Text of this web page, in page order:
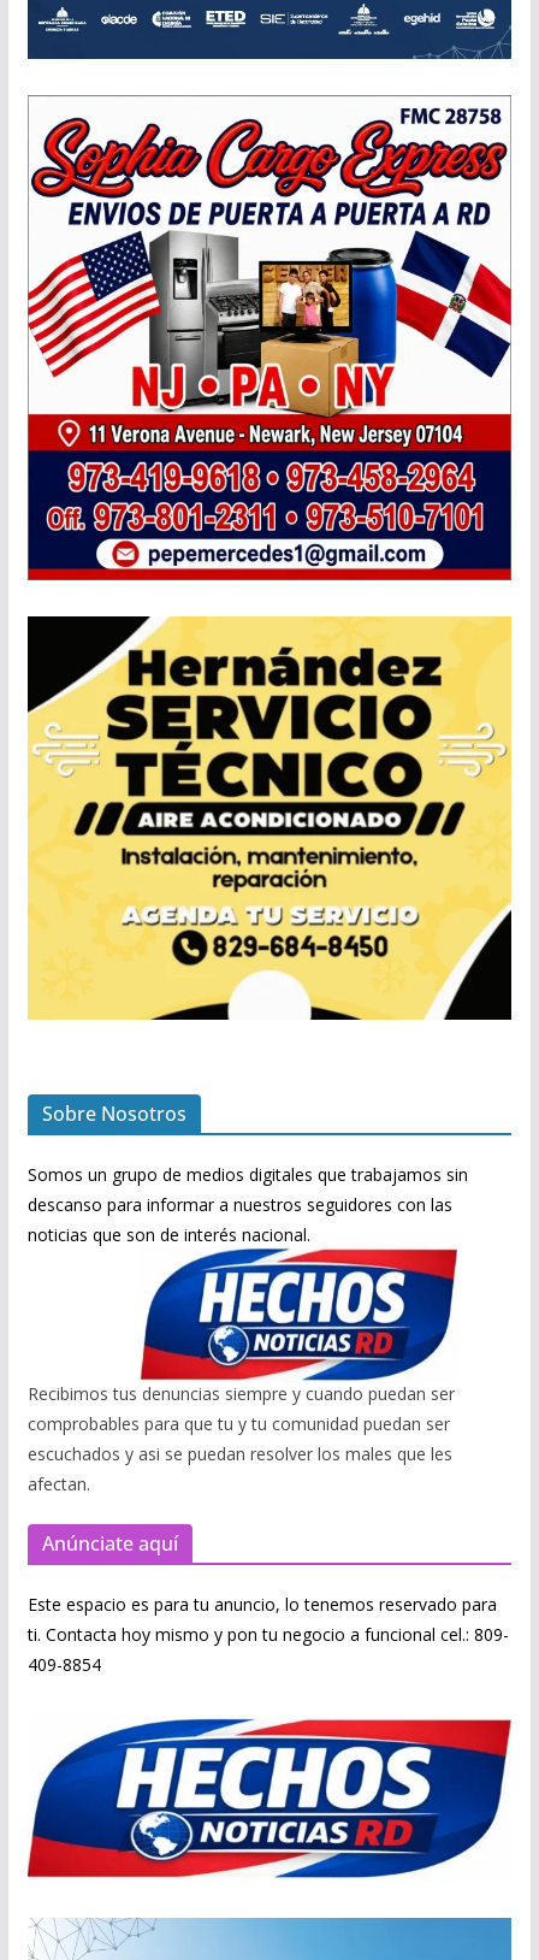
Sobre Nosotros
Somos un grupo de medios digitales que trabajamos sin
descanso para informar a nuestros seguidores con las
noticias que son de interés nacional.
Recibimos tus denuncias siempre y cuando puedan ser
comprobables para que tu y tu comunidad puedan ser
escuchados y asi se puedan resolver los males que les
afectan.
Anúnciate aquí
Este espacio es para tu anuncio, lo tenemos reservado para
ti. Contacta hoy mismo y pon tu negocio a funcional cel.: 809-
409-8854